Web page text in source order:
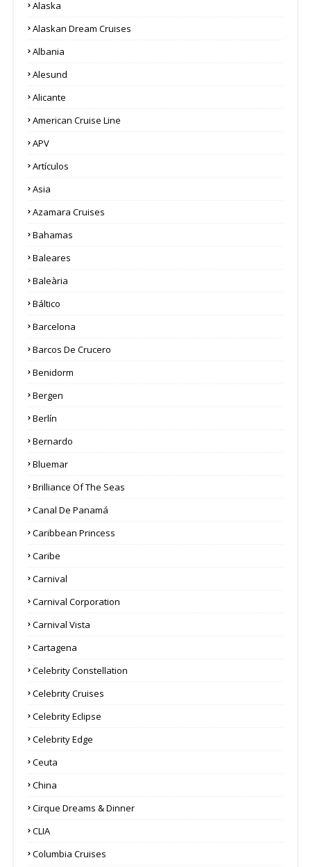
Alaska
Alaskan Dream Cruises
Albania
Alesund
Alicante
American Cruise Line
APV
Artículos
Asia
Azamara Cruises
Bahamas
Baleares
Baleària
Báltico
Barcelona
Barcos De Crucero
Benidorm
Bergen
Berlín
Bernardo
Bluemar
Brilliance Of The Seas
Canal De Panamá
Caribbean Princess
Caribe
Carnival
Carnival Corporation
Carnival Vista
Cartagena
Celebrity Constellation
Celebrity Cruises
Celebrity Eclipse
Celebrity Edge
Ceuta
China
Cirque Dreams & Dinner
CLIA
Columbia Cruises